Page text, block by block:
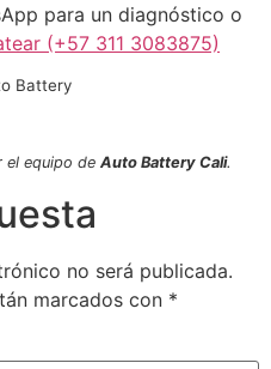
para un diagnóstico o
(+57 311 3083875)
Battery
el equipo de Auto Battery Cali.
no será publicada.
marcados con *